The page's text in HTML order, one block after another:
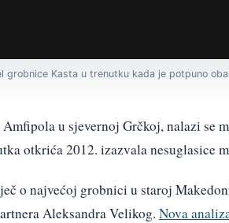
grobnice Kasta u trenutku kada je potpuno
u sjevernoj Grčkoj, nalazi se
otkrića 2012. izazvala nesuglasice
o najvećoj grobnici u staroj
Aleksandra Velikog. Nova